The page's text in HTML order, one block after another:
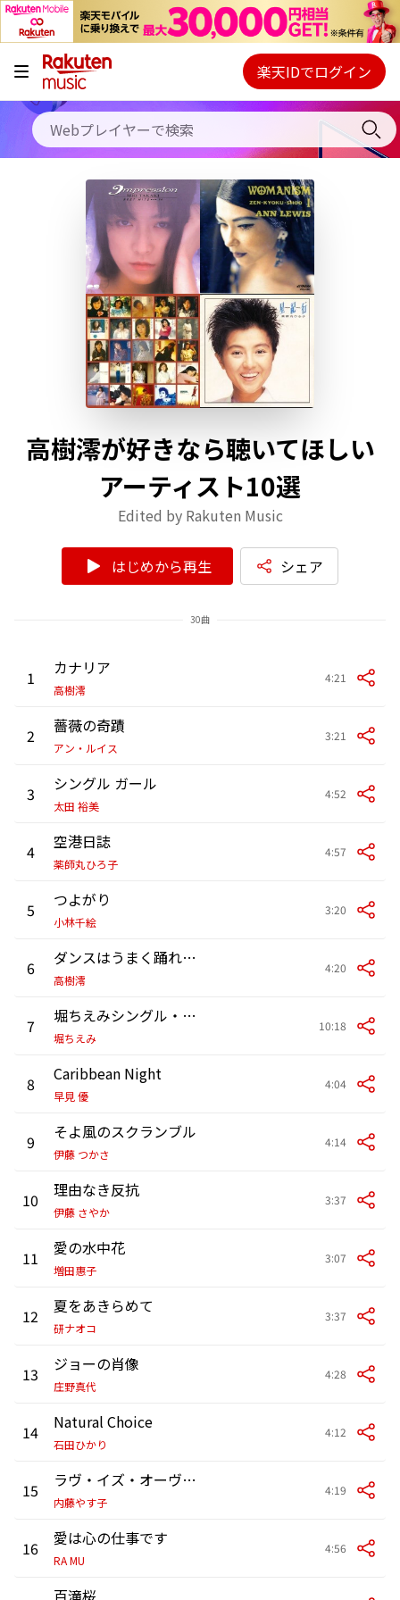
キャンペーン
料金プラン
使い方
初回30日間無料お試し
Webプレイヤー
ご契約内容の確認・変更
楽天IDでログイン
高樹澪が好きなら聴いてほしい
アーティスト10選
Edited by Rakuten Music
はじめから再生 シェア
30曲
1 カナリア
高樹澪
4:21
2 薔薇の奇蹟
アン・ルイス
3:21
3 シングル ガール
太田 裕美
4:52
4 空港日誌
薬師丸ひろ子
4:57
5 つよがり
小林千絵
3:20
6 ダンスはうまく踊れない
高樹澪
4:20
7 堀ちえみシングル・メドレー
堀ちえみ
10:18
8 Caribbean Night
早見 優
4:04
9 そよ風のスクランブル
伊藤 つかさ
4:14
10 理由なき反抗
伊藤 さやか
3:37
11 愛の水中花
増田惠子
3:07
12 夏をあきらめて
研ナオコ
3:37
13 ジョーの肖像
庄野真代
4:28
14 Natural Choice
石田ひかり
4:12
15 ラヴ・イズ・オーヴァー
内藤やす子
4:19
16 愛は心の仕事です
RA MU
4:56
百滝桜